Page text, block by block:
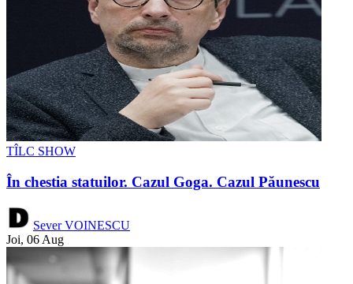
TÎLC SHOW
În chestia statuilor. Cazul Goga. Cazul Păunescu
Sever VOINESCU
Joi, 06 Aug